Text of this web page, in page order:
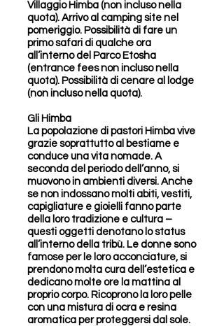
Villaggio Himba (non incluso nella
quota). Arrivo al camping site nel
pomeriggio. Possibilità di fare un
primo safari di qualche ora
all’interno del Parco Etosha
(entrance fees non incluso nella
quota). Possibilità di cenare al lodge
(non incluso nella quota).
Gli Himba
La popolazione di pastori Himba vive
grazie soprattutto al bestiame e
conduce una vita nomade. A
seconda del periodo dell’anno, si
muovono in ambienti diversi. Anche
se non indossano molti abiti, vestiti,
capigliature e gioielli fanno parte
della loro tradizione e cultura –
questi oggetti denotano lo status
all’interno della tribù. Le donne sono
famose per le loro acconciature, si
prendono molta cura dell’estetica e
dedicano molte ore la mattina al
proprio corpo. Ricoprono la loro pelle
con una mistura di ocra e resina
aromatica per proteggersi dal sole.